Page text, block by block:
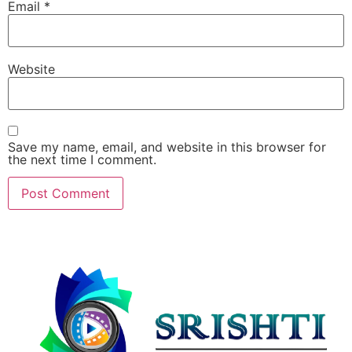
Email *
Website
Save my name, email, and website in this browser for
the next time I comment.